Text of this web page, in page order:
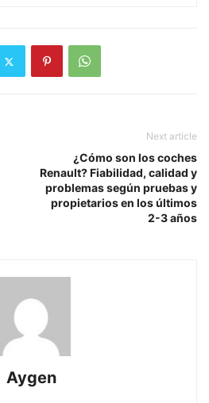
Next article
¿Cómo son los coches
Renault? Fiabilidad, calidad y
problemas según pruebas y
propietarios en los últimos
2-3 años
Aygen